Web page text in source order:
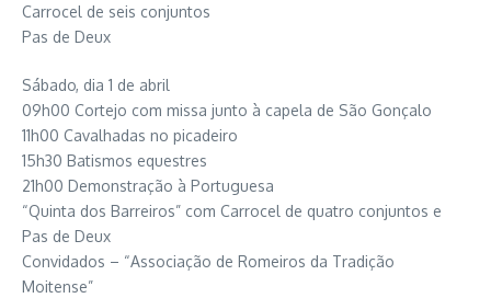
Carrocel de seis conjuntos
Pas de Deux
Sábado, dia 1 de abril
09h00 Cortejo com missa junto à capela de São Gonçalo
11h00 Cavalhadas no picadeiro
15h30 Batismos equestres
21h00 Demonstração à Portuguesa
“Quinta dos Barreiros” com Carrocel de quatro conjuntos e
Pas de Deux
Convidados – “Associação de Romeiros da Tradição
Moitense”